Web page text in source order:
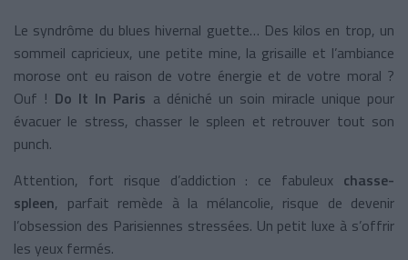
Le syndrôme du blues hivernal guette… Des kilos en trop, un
sommeil capricieux, une petite mine, la grisaille et l’ambiance
morose ont eu raison de votre énergie et de votre moral ?
Ouf ! Do It In Paris a déniché un soin miracle unique pour
évacuer le stress, chasser le spleen et retrouver tout son
punch.
Attention, fort risque d’addiction : ce fabuleux chasse-
spleen, parfait remède à la mélancolie, risque de devenir
l’obsession des Parisiennes stressées. Un petit luxe à s’offrir
les yeux fermés.